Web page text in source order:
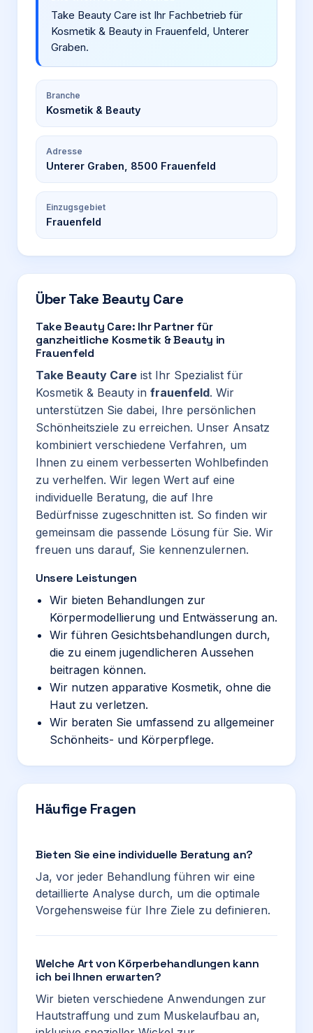
Take Beauty Care ist Ihr Fachbetrieb für
Kosmetik & Beauty in Frauenfeld, Unterer
Graben.
Branche
Kosmetik & Beauty
Adresse
Unterer Graben, 8500 Frauenfeld
Einzugsgebiet
Frauenfeld
ÜberTake Beauty Care
Take Beauty Care: Ihr Partner für
ganzheitliche Kosmetik & Beauty in
Frauenfeld
Take Beauty Care ist Ihr Spezialist für
Kosmetik & Beauty in frauenfeld. Wir
unterstützen Sie dabei, Ihre persönlichen
Schönheitsziele zu erreichen. Unser Ansatz
kombiniert verschiedene Verfahren, um
Ihnen zu einem verbesserten Wohlbefinden
zu verhelfen. Wir legen Wert auf eine
individuelle Beratung, die auf Ihre
Bedürfnisse zugeschnitten ist. So finden wir
gemeinsam die passende Lösung für Sie. Wir
freuen uns darauf, Sie kennenzulernen.
Unsere Leistungen
Wir bieten Behandlungen zur
Körpermodellierung und Entwässerung an.
Wir führen Gesichtsbehandlungen durch,
die zu einem jugendlicheren Aussehen
beitragen können.
Wir nutzen apparative Kosmetik, ohne die
Haut zu verletzen.
Wir beraten Sie umfassend zu allgemeiner
Schönheits- und Körperpflege.
Häufige Fragen
Bieten Sie eine individuelle Beratung an?
Ja, vor jeder Behandlung führen wir eine
detaillierte Analyse durch, um die optimale
Vorgehensweise für Ihre Ziele zu definieren.
Welche Art von Körperbehandlungen kann
ich bei Ihnen erwarten?
Wir bieten verschiedene Anwendungen zur
Hautstraffung und zum Muskelaufbau an,